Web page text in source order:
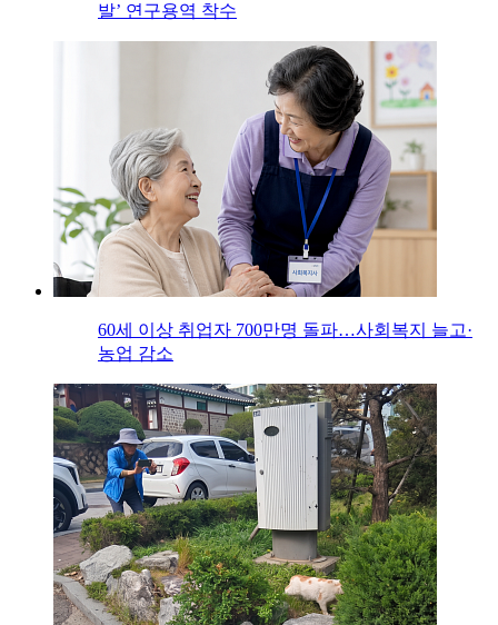
발’ 연구용역 착수
60세 이상 취업자 700만명 돌파…사회복지 늘고·
농업 감소